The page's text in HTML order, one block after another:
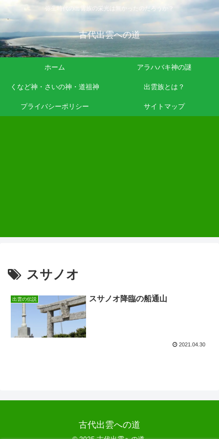
弥生時代の出雲族の栄光は無かったのだろうか？
古代出雲への道
ホーム アラハバキ神の謎
くなど神・さいの神・道祖神 出雲族とは？
プライバシーポリシー サイトマップ
スサノオ
出雲の伝説 スサノオ降臨の船通山
2021.04.30
古代出雲への道